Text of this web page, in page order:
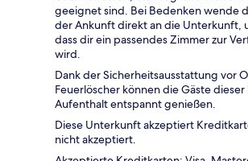
geeignet sind. Bei Bedenken wende
der Ankunft direkt an die Unterkunft,
dass dir ein passendes Zimmer zur
wird.
Dank der Sicherheitsausstattung vor
Feuerlöscher können die Gäste
Aufenthalt entspannt genießen.
Diese Unterkunft akzeptiert
nicht akzeptiert.